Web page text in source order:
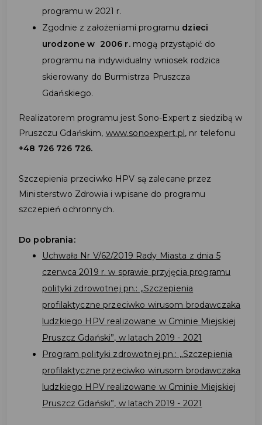
programu w 2021 r.
Zgodnie z założeniami programu dzieci
urodzone w 2006 r. mogą przystąpić do
programu na indywidualny wniosek rodzica
skierowany do Burmistrza Pruszcza
Gdańskiego.
Realizatorem programu jest Sono-Expert z siedzibą w
Pruszczu Gdańskim, www.sonoexpert.pl , nr telefonu
+48 726 726 726.
Szczepienia przeciwko HPV są zalecane przez
Ministerstwo Zdrowia i wpisane do programu
szczepień ochronnych.
Do pobrania:
Uchwała Nr V/62/2019 Rady Miasta z dnia 5
czerwca 2019 r. w sprawie przyjęcia programu
polityki zdrowotnej pn.: „Szczepienia
profilaktyczne przeciwko wirusom brodawczaka
ludzkiego HPV realizowane w Gminie Miejskiej
Pruszcz Gdański”, w latach 2019 - 2021
Program polityki zdrowotnej pn.: „Szczepienia
profilaktyczne przeciwko wirusom brodawczaka
ludzkiego HPV realizowane w Gminie Miejskiej
Pruszcz Gdański”, w latach 2019 - 2021